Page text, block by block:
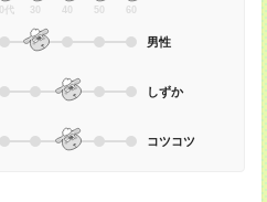
代 30 40 50 60
男性
しずか
コツコツ